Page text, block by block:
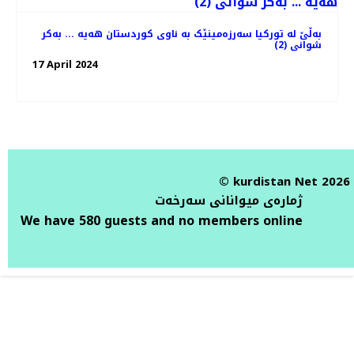
بەڵێ لە تورکیا سەرزەمینێک بە ناوی کوردستان هەیە ... بەکر
شوانی (2)
17 April 2024
© kurdistan Net 2026
ژمارەی میوانانی سەرخەت
We have 580 guests and no members online